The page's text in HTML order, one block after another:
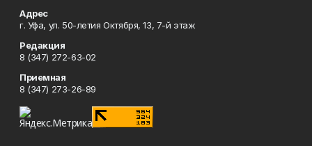
Адрес
г. Уфа, ул. 50-летия Октября, 13, 7-й этаж
Редакция
8 (347) 272-63-02
Приемная
8 (347) 273-26-89